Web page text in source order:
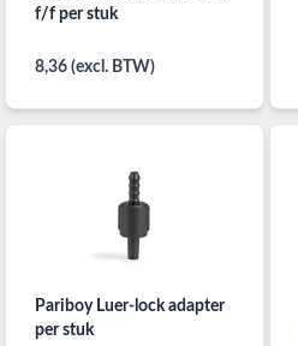
f/f per stuk
8,36 (excl. BTW)
Pariboy Luer-lock adapter
per stuk